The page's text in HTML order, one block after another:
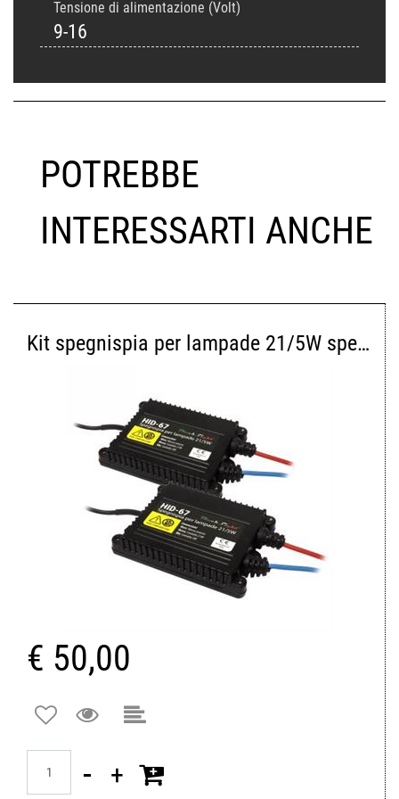
Tensione di alimentazione (Volt)
9-16
POTREBBE
INTERESSARTI ANCHE
Kit spegnispia per lampade 21/5W specifico gruppo FCA (N91)
€ 50,00